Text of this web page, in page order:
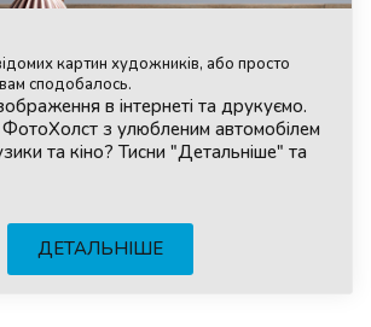
картин художників, або просто
сподобалось.
в інтернеті та друкуємо.
з улюбленим автомобілем
та кіно? Тисни "Детальніше" та
ДЕТАЛЬНІШЕ